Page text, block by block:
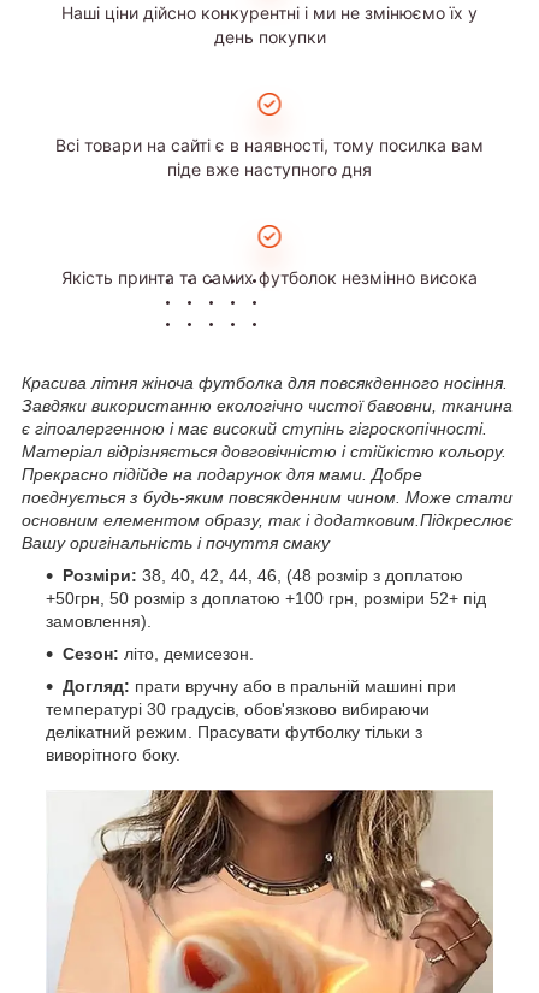
Наші ціни дійсно конкурентні і ми не змінюємо їх у
день покупки
Всі товари на сайті є в наявності, тому посилка вам
піде вже наступного дня
Якість принта та самих футболок незмінно висока
Красива літня жіноча футболка для повсякденного носіння.
Завдяки використанню екологічно чистої бавовни, тканина
є гіпоалергенною і має високий ступінь гігроскопічності.
Матеріал відрізняється довговічністю і стійкістю кольору.
Прекрасно підійде на подарунок для мами. Добре
поєднується з будь-яким повсякденним чином. Може стати
основним елементом образу, так і додатковим.Підкреслює
Вашу оригінальність і почуття смаку
Розміри: 38, 40, 42, 44, 46, (48 розмір з доплатою
+50грн, 50 розмір з доплатою +100 грн, розміри 52+ під
замовлення).
Сезон: літо, демисезон.
Догляд: прати вручну або в пральній машині при
температурі 30 градусів, обов'язково вибираючи
делікатний режим. Прасувати футболку тільки з
виворітного боку.